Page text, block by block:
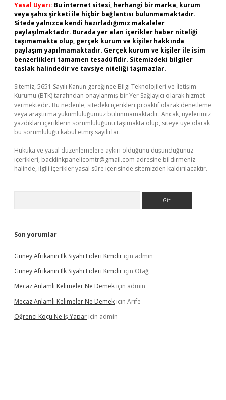
Yasal Uyarı: Bu internet sitesi, herhangi bir marka, kurum
veya şahıs şirketi ile hiçbir bağlantısı bulunmamaktadır.
Sitede yalnızca kendi hazırladığımız makaleler
paylaşılmaktadır. Burada yer alan içerikler haber niteliği
taşımamakta olup, gerçek kurum ve kişiler hakkında
paylaşım yapılmamaktadır. Gerçek kurum ve kişiler ile isim
benzerlikleri tamamen tesadüfidir. Sitemizdeki bilgiler
taslak halindedir ve tavsiye niteliği taşımazlar.
Sitemiz, 5651 Sayılı Kanun gereğince Bilgi Teknolojileri ve İletişim
Kurumu (BTK) tarafından onaylanmış bir Yer Sağlayıcı olarak hizmet
vermektedir. Bu nedenle, sitedeki içerikleri proaktif olarak denetleme
veya araştırma yükümlülüğümüz bulunmamaktadır. Ancak, üyelerimiz
yazdıkları içeriklerin sorumluluğunu taşımakta olup, siteye üye olarak
bu sorumluluğu kabul etmiş sayılırlar.
Hukuka ve yasal düzenlemelere aykırı olduğunu düşündüğünüz
içerikleri, backlinkpanelicomtr@gmail.com adresine bildirmeniz
halinde, ilgili içerikler yasal süre içerisinde sitemizden kaldırılacaktır.
Son yorumlar
Güney Afrikanın Ilk Siyahi Lideri Kimdir için admin
Güney Afrikanın Ilk Siyahi Lideri Kimdir için Otağ
Mecaz Anlamlı Kelimeler Ne Demek için admin
Mecaz Anlamlı Kelimeler Ne Demek için Arife
Öğrenci Koçu Ne Iş Yapar için admin